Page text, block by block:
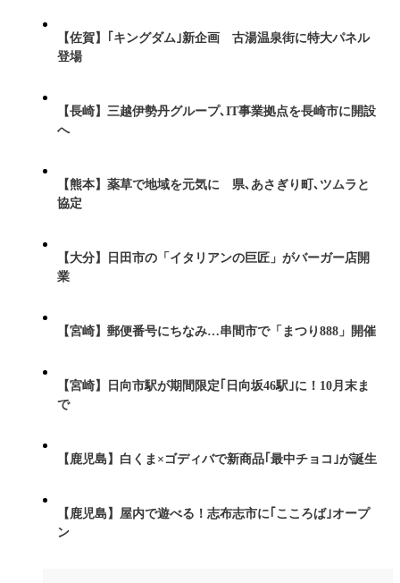
【佐賀】｢キングダム｣新企画 古湯温泉街に特大パネル
登場
【長崎】三越伊勢丹グループ､IT事業拠点を長崎市に開設
へ
【熊本】薬草で地域を元気に 県､あさぎり町､ツムラと
協定
【大分】日田市の「イタリアンの巨匠」がバーガー店開
業
【宮崎】郵便番号にちなみ…串間市で「まつり888」開催
【宮崎】日向市駅が期間限定｢日向坂46駅｣に！10月末ま
で
【鹿児島】白くま×ゴディバで新商品｢最中チョコ｣が誕生
【鹿児島】屋内で遊べる！志布志市に｢こころば｣オープ
ン